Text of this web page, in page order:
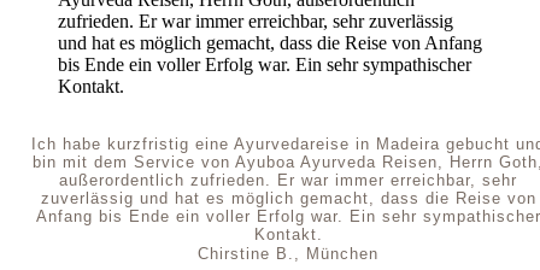
Ich habe kurzfristig eine Ayurvedareise in Madeira gebucht
bin mit dem Service von Ayuboa Ayurveda Reisen, Herrn
außerordentlich zufrieden. Er war immer erreichbar, sehr
zuverlässig und hat es möglich gemacht, dass die Reise von
Anfang bis Ende ein voller Erfolg war. Ein sehr sympathischer
Kontakt.
Chirstine B., München